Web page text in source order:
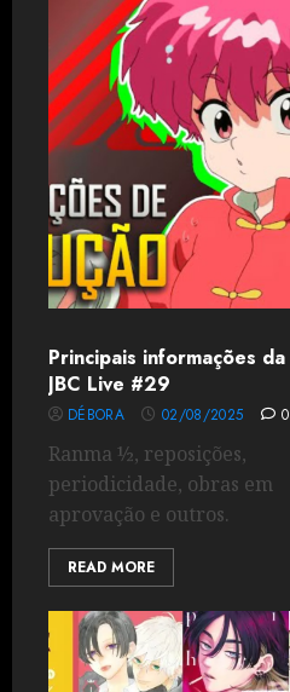
Principais informações da
JBC Live #29
DÉBORA 02/08/2025 0
Ranma ½, reposições,
periodicidade, obras em
aprovação e outros.
READ MORE